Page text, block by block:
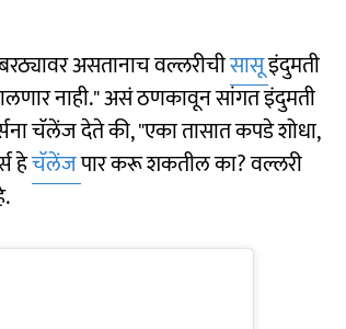
असतानाच वल्लरीचीसासूइंदुमती
नाही." असं ठणकावून सांगत इंदुमती
चॅलेंज देते की, "एका तासात कपडे शोधा,
हेचॅलेंजपार करू शकतील का? वल्लरी